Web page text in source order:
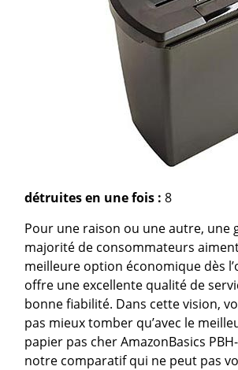
détruites en une fois :8
Pour une raison ou une autre, une
majorité de consommateurs
meilleure option économique dès
offre une excellente qualité de
bonne fiabilité. Dans cette vision,
pas mieux tomber qu’avec le
papier pas cher AmazonBasics
notre comparatif qui ne peut pas